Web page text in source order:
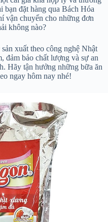
đặt hàng qua Bách Hóa
vận chuyển cho những đơn
không nào?
xuất theo công nghệ Nhật
đảm bảo chất lượng và sự an
Hãy tận hưởng những bữa ăn
ngay hôm nay nhé!